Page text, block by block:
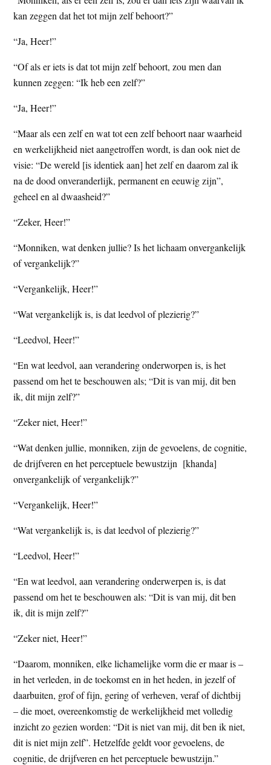
kan zeggen dat het tot mijn zelf behoort?”
“Ja, Heer!”
“Of als er iets is dat tot mijn zelf behoort, zou men dan
kunnen zeggen: “Ik heb een zelf?”
“Ja, Heer!”
“Maar als een zelf en wat tot een zelf behoort naar waarheid
en werkelijkheid niet aangetroffen wordt, is dan ook niet de
visie: “De wereld [is identiek aan] het zelf en daarom zal ik
na de dood onveranderlijk, permanent en eeuwig zijn”,
geheel en al dwaasheid?”
“Zeker, Heer!”
“Monniken, wat denken jullie? Is het lichaam onvergankelijk
of vergankelijk?”
“Vergankelijk, Heer!”
“Wat vergankelijk is, is dat leedvol of plezierig?”
“Leedvol, Heer!”
“En wat leedvol, aan verandering onderworpen is, is het
passend om het te beschouwen als; “Dit is van mij, dit ben
ik, dit mijn zelf?”
“Zeker niet, Heer!”
“Wat denken jullie, monniken, zijn de gevoelens, de cognitie,
de drijfveren en het perceptuele bewustzijn [khanda]
onvergankelijk of vergankelijk?”
“Vergankelijk, Heer!”
“Wat vergankelijk is, is dat leedvol of plezierig?”
“Leedvol, Heer!”
“En wat leedvol, aan verandering onderwerpen is, is dat
passend om het te beschouwen als: “Dit is van mij, dit ben
ik, dit is mijn zelf?”
“Zeker niet, Heer!”
“Daarom, monniken, elke lichamelijke vorm die er maar is –
in het verleden, in de toekomst en in het heden, in jezelf of
daarbuiten, grof of fijn, gering of verheven, veraf of dichtbij
– die moet, overeenkomstig de werkelijkheid met volledig
inzicht zo gezien worden: “Dit is niet van mij, dit ben ik niet,
dit is niet mijn zelf”. Hetzelfde geldt voor gevoelens, de
cognitie, de drijfveren en het perceptuele bewustzijn.”